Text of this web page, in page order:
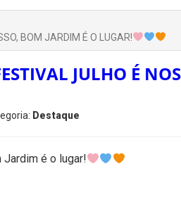
BOM JARDIM É O LUGAR!
JULHO É
Destaque
é o lugar!